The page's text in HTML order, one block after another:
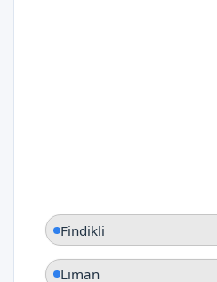
Findikli
Liman